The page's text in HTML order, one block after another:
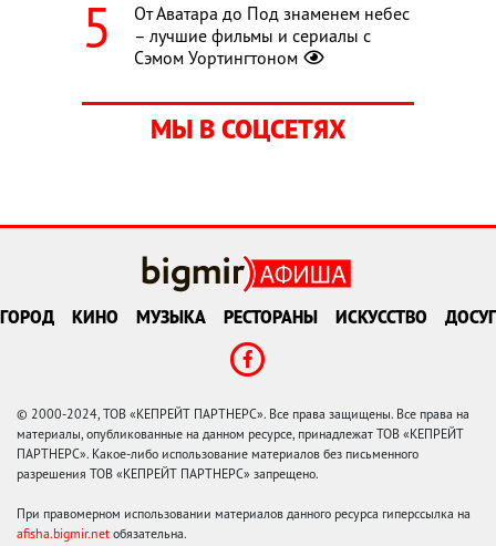
От Аватара до Под знаменем небес
– лучшие фильмы и сериалы с
Сэмом Уортингтоном
МЫ В СОЦСЕТЯХ
ГОРОД КИНО МУЗЫКА РЕСТОРАНЫ ИСКУССТВО ДОСУГ
© 2000-2024, ТОВ «КЕПРЕЙТ ПАРТНЕРС». Все права защищены. Все права на
материалы, опубликованные на данном ресурсе, принадлежат ТОВ «КЕПРЕЙТ
ПАРТНЕРС». Какое-либо использование материалов без письменного
разрешения ТОВ «КЕПРЕЙТ ПАРТНЕРС» запрещено.
При правомерном использовании материалов данного ресурса гиперссылка на
afisha.bigmir.net обязательна.